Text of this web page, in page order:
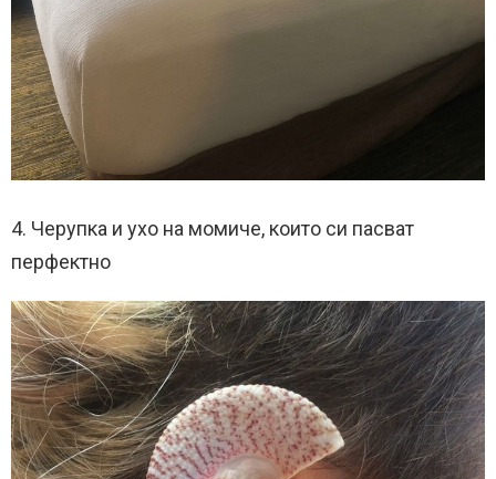
4. Черупка и ухо на момиче, които си пасват
перфектно